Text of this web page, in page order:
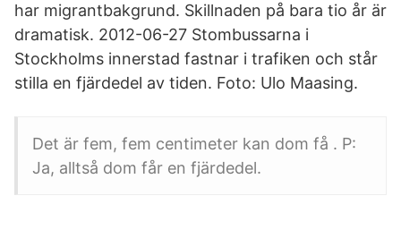
har migrantbakgrund. Skillnaden på bara tio år är
dramatisk. 2012-06-27 Stombussarna i
Stockholms innerstad fastnar i trafiken och står
stilla en fjärdedel av tiden. Foto: Ulo Maasing.
Det är fem, fem centimeter kan dom få . P:
Ja, alltså dom får en fjärdedel.